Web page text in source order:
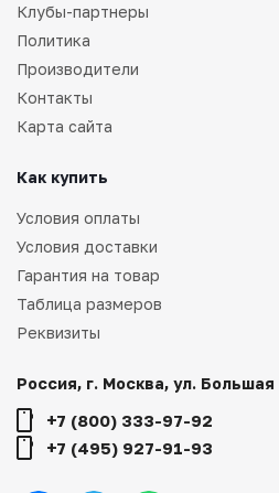
Клубы-партнеры
Политика
Производители
Контакты
Карта сайта
Как купить
Условия оплаты
Условия доставки
Гарантия на товар
Таблица размеров
Реквизиты
Россия, г. Москва, ул.
+7 (800) 333-97-92
+7 (495) 927-91-93